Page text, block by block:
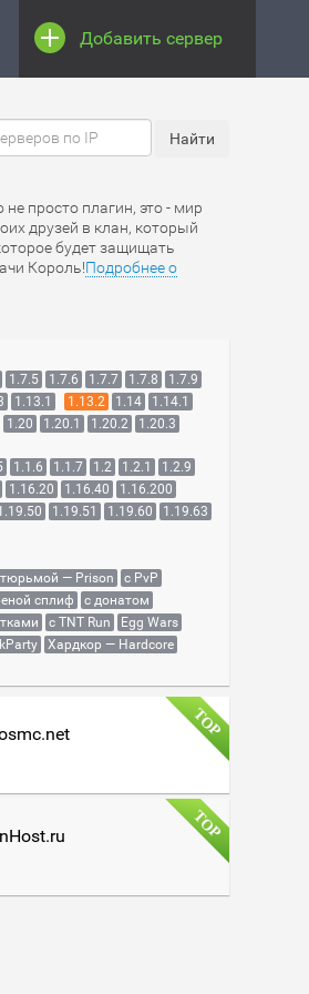
Добавить сервер
не просто плагин, это - мир
друзей в клан, который
будет защищать
Король!Подробнее о
1.7.5 1.7.6 1.7.7 1.7.8
1.7.9
1.13.1 1.13.2 1.14
1.14.1
1.20 1.20.1 1.20.2
1.20.3
1.1.6 1.1.7 1.2 1.2.1
1.2.9
1.16.20 1.16.40
1.16.200
1.19.51 1.19.60
1.19.63
— Prison
с PvP
сплиф
с донатом
с TNT Run
Egg Wars
Хардкор — Hardcore